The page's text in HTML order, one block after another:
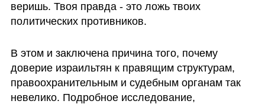
веришь. Твоя правда - это ложь твоих
политических противников.
В этом и заключена причина того, почему
доверие израильтян к правящим структурам,
правоохранительным и судебным органам так
невелико. Подробное исследование,